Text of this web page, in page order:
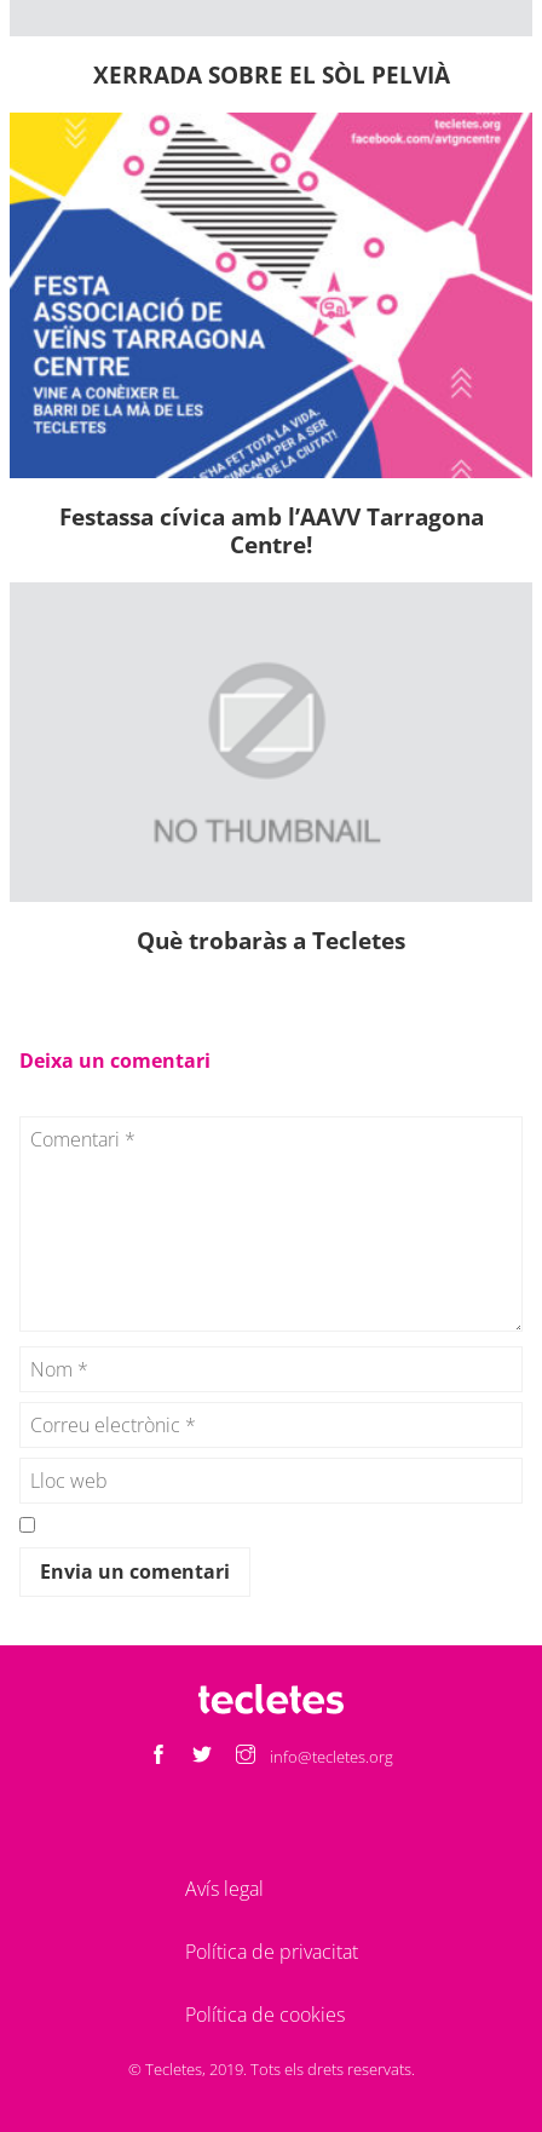
XERRADA SOBRE EL SÒL PELVIÀ
Festassa cívica amb l’AAVV Tarragona
Centre!
Què trobaràs a Tecletes
Deixa un comentari
info@tecletes.org
Avís legal
Política de privacitat
Política de cookies
© Tecletes, 2019. Tots els drets reservats.